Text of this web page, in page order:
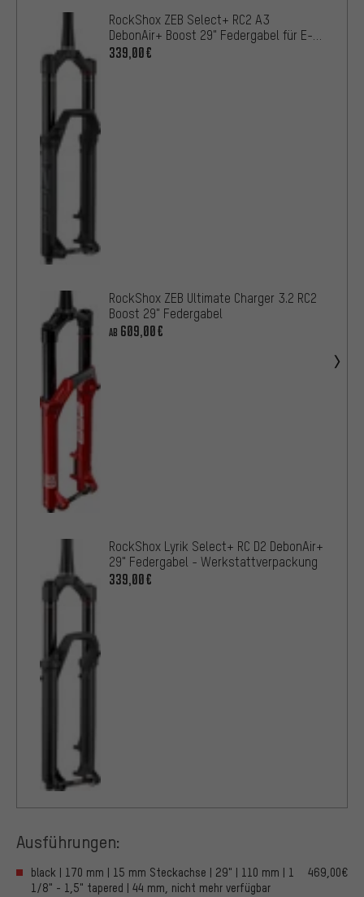
RockShox ZEB Select+ RC2 A3
DebonAir+ Boost 29" Federgabel für E-
MTB Werk.verp.
339,00€
RockShox ZEB Ultimate Charger 3.2 RC2
Boost 29" Federgabel
AB 609,00€
RockShox Lyrik Select+ RC D2 DebonAir+
29" Federgabel - Werkstattverpackung
339,00€
Ausführungen:
black | 170 mm | 15 mm Steckachse | 29" | 110 mm | 1
1/8" - 1,5" tapered | 44 mm, nicht mehr verfügbar
469,00€